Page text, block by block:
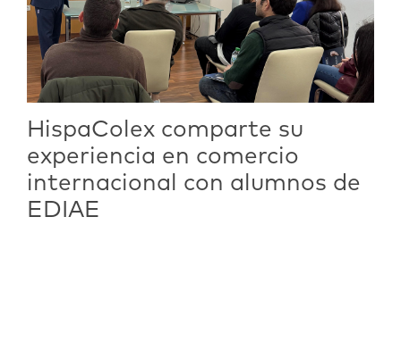
HispaColex comparte su
experiencia en comercio
internacional con alumnos de
EDIAE